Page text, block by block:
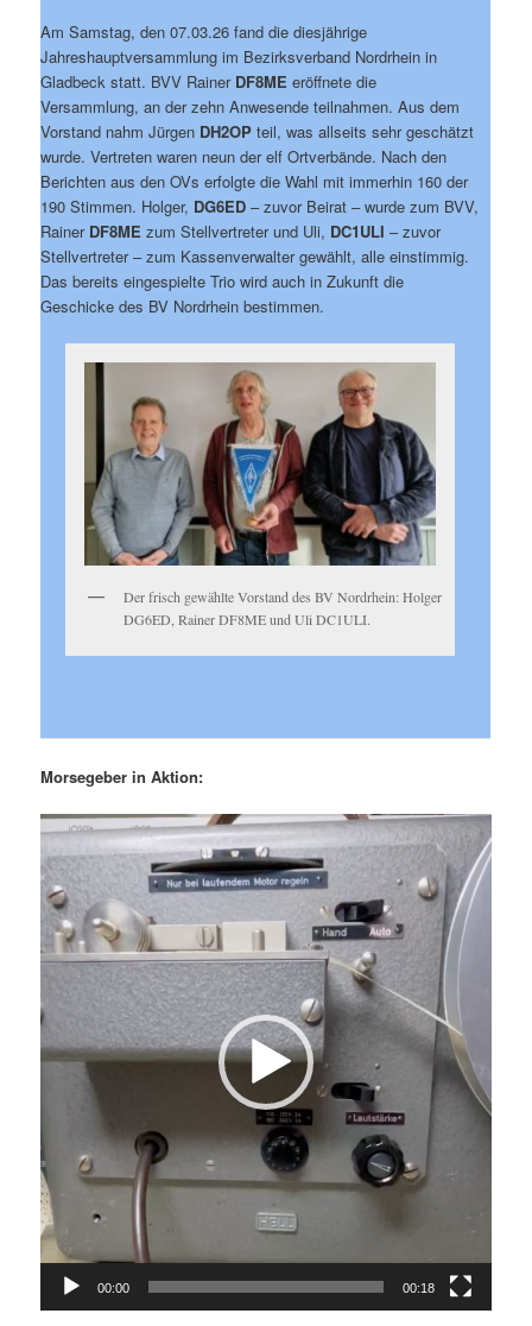
Am Samstag, den 07.03.26 fand die diesjährige
Jahreshauptversammlung im Bezirksverband Nordrhein in
Gladbeck statt. BVV Rainer DF8ME eröffnete die
Versammlung, an der zehn Anwesende teilnahmen. Aus dem
Vorstand nahm Jürgen DH2OP teil, was allseits sehr geschätzt
wurde. Vertreten waren neun der elf Ortverbände. Nach den
Berichten aus den OVs erfolgte die Wahl mit immerhin 160 der
190 Stimmen. Holger, DG6ED – zuvor Beirat – wurde zum BVV,
Rainer DF8ME zum Stellvertreter und Uli, DC1ULI – zuvor
Stellvertreter – zum Kassenverwalter gewählt, alle einstimmig.
Das bereits eingespielte Trio wird auch in Zukunft die
Geschicke des BV Nordrhein bestimmen.
Der frisch gewählte Vorstand des BV Nordrhein: Holger
DG6ED, Rainer DF8ME und Uli DC1ULI.
Morsegeber in Aktion:
Video-
Player
00:00 00:18